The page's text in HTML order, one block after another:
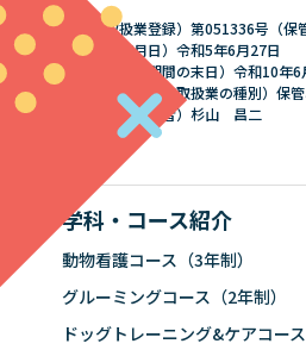
（動物取扱業登録）第051336号（保
（登録の年月日）令和5年6月27日
（登録の有効期間の末日）令和10年6
（登録に係る動物取扱業の種別）保
（動物取扱責任者）杉山 昌二
学科・コース紹介
動物看護コース（3年制）
グルーミングコース（2年制）
ドッグトレーニング&ケアコース